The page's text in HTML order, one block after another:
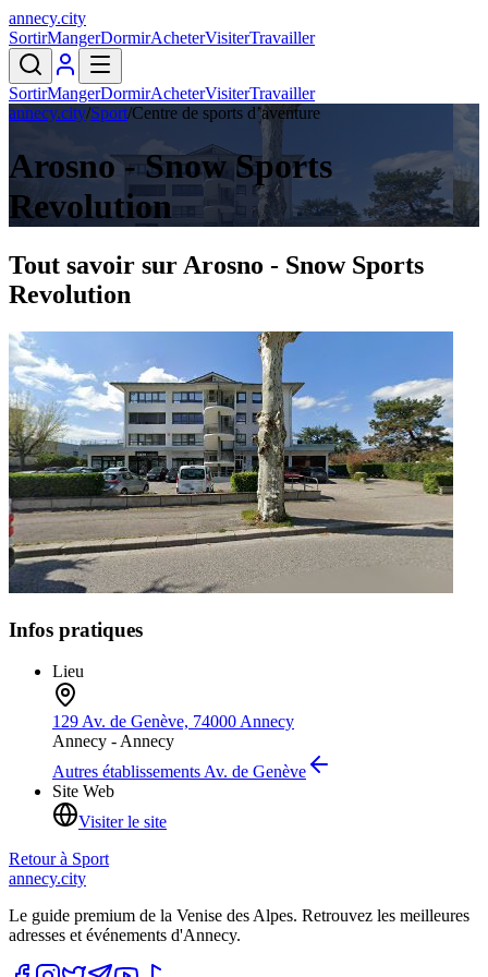
annecy.city
SortirMangerDormirAcheterVisiterTravailler
SortirMangerDormirAcheterVisiterTravailler
annecy.city/Sport/Centre de sports d’aventure
Arosno - Snow Sports
Revolution
Tout savoir sur Arosno - Snow Sports
Revolution
Infos pratiques
Lieu
129 Av. de Genève, 74000 Annecy
Annecy - Annecy
Autres établissements Av. de Genève
Site Web
Visiter le site
Retour à Sport
annecy.city
Le guide premium de la Venise des Alpes. Retrouvez les meilleures
adresses et événements d'Annecy.